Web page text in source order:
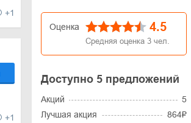
+1
+1
Оценка 4.5
Средняя оценка 3 чел.
Доступно 5 предложений
Акций
5
Лучшая акция
864₽